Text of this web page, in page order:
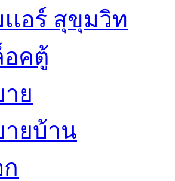
เอร์ สุขุมวิท
คตู้
ย
ยบ้าน